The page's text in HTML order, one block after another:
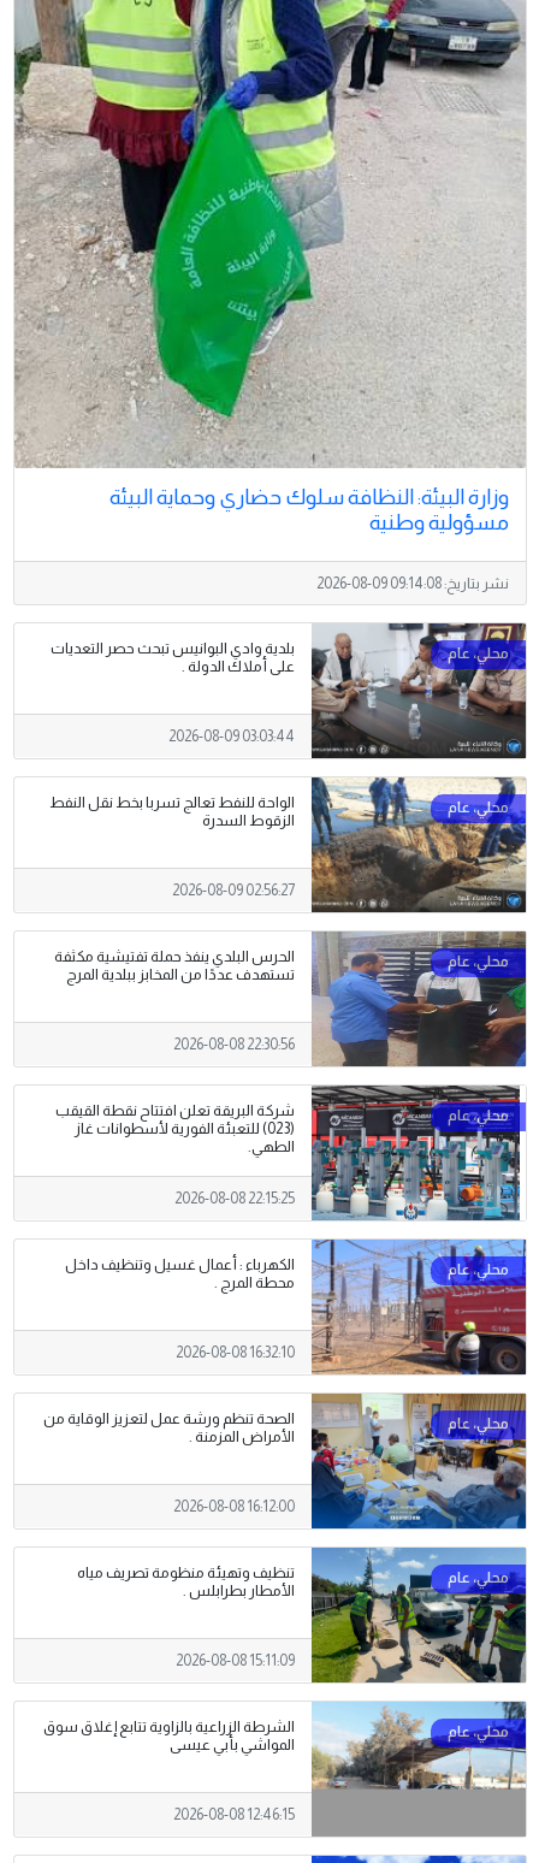
وزارة البيئة: النظافة سلوك حضاري وحماية البيئة
مسؤولية وطنية
نشر بتاريخ:2026-08-09 09:14:08
بلدية وادي البوانيس تبحث حصر التعديات
على أملاك الدولة .
2026-08-09 03:03:44
الواحة للنفط تعالج تسربا بخط نقل النفط
الزقوط السدرة
2026-08-09 02:56:27
الحرس البلدي ينفذ حملة تفتيشية مكثفة
تستهدف عددًا من المخابز ببلدية المرج
2026-08-08 22:30:56
شركة البريقة تعلن افتتاح نقطة القيقب
(023) للتعبئة الفورية لأسطوانات غاز
الطهي.
2026-08-08 22:15:25
الكهرباء : أعمال غسيل وتنظيف داخل
محطة المرج .
2026-08-08 16:32:10
الصحة تنظم ورشة عمل لتعزيز الوقاية من
الأمراض المزمنة .
2026-08-08 16:12:00
تنظيف وتهيئة منظومة تصريف مياه
الأمطار بطرابلس .
2026-08-08 15:11:09
الشرطة الزراعية بالزاوية تتابع إغلاق سوق
المواشي بأبي عيسى
2026-08-08 12:46:15